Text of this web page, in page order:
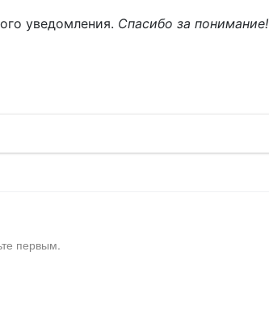
уведомления. Спасибо за понимание!
первым.